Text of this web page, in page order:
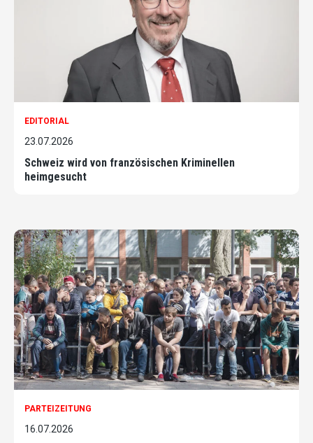
EDITORIAL
23.07.2026
Schweiz wird von französischen Kriminellen
heimgesucht
PARTEIZEITUNG
16.07.2026